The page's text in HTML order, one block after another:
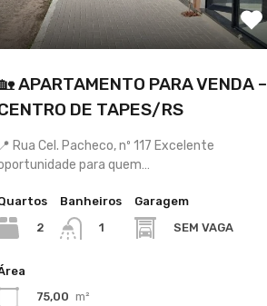
APARTAMENTO PARA VENDA –
DE TAPES/RS
📍 Rua Cel. Pacheco, nº 117 Excelente
para quem…
2
Banheiros
1
Garagem
SEM VAGA
75,00 m²